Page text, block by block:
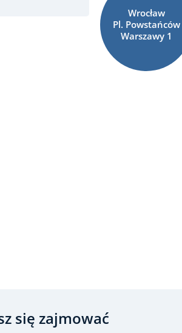
Wrocław
Pl. Powstańców
Warszawy 1
się zajmować